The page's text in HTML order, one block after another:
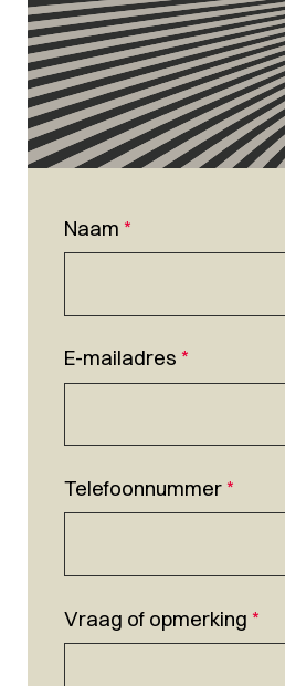
Naam *
E-mailadres *
Telefoonnummer*
Vraag of opmerking *